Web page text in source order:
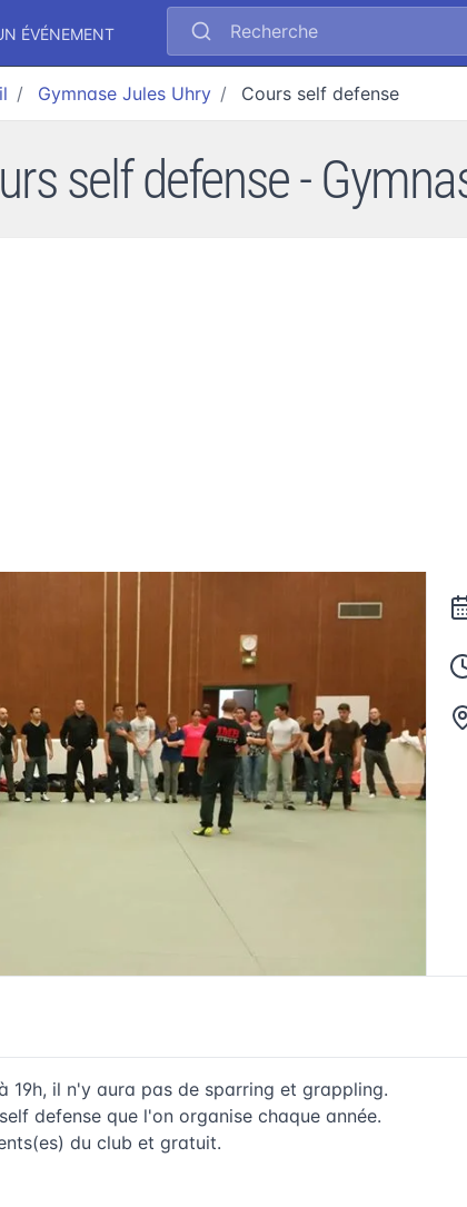
ÉVÉNEMENT Recherche
Gymnase Jules Uhry Cours self defense
self defense -
19h, il n'y aura pas de sparring et grappling.
defense que l'on organise chaque année.
du club et gratuit.